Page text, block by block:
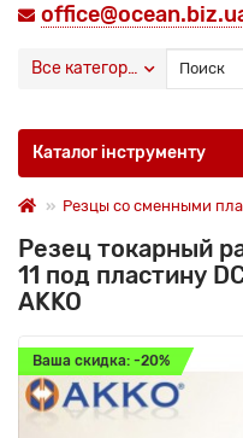
Все категории
Каталог інструменту
Резцы со сменными
Резец токарный
11 под пластину
AKKO
Ваша скидка: -20%